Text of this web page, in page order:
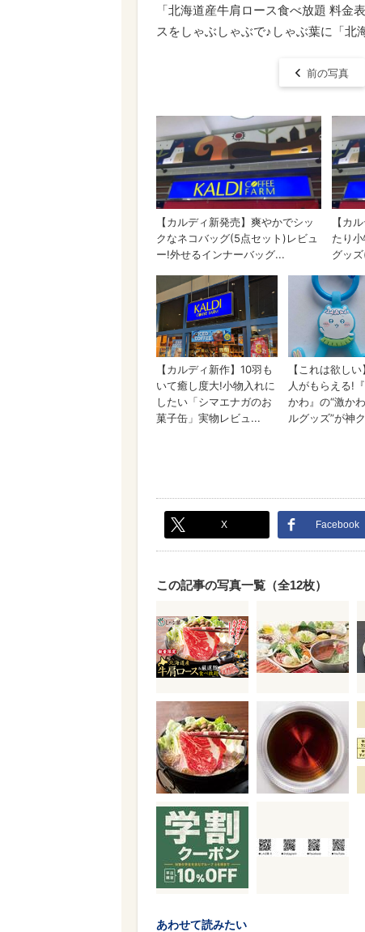
「北海道産牛肩ロース食べ放題 料金
スをしゃぶしゃぶで♪しゃぶ葉に「北
前の写真
X Facebook
この記事の写真一覧（全12枚）
あわせて読みたい